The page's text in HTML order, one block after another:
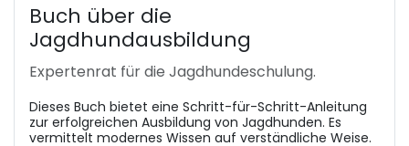
Buch über die
Jagdhundausbildung
Expertenrat für die Jagdhundeschulung.
Dieses Buch bietet eine Schritt-für-Schritt-Anleitung
zur erfolgreichen Ausbildung von Jagdhunden. Es
vermittelt modernes Wissen auf verständliche Weise.